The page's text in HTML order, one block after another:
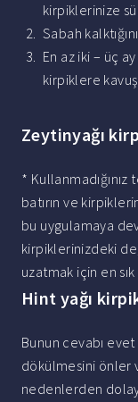
kirpiklerinize
Sabah
En az iki – üç
kirpiklere
Zeytinyağı
* Kullanmadığınız
batırın ve
bu uygulamaya
kirpiklerinizdeki
uzatmak için en
Hint yağı
Bunun cevabı evet
dökülmesini önler
nedenlerden